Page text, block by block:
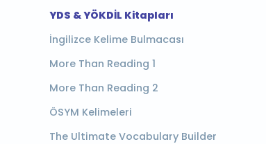
YDS & YÖKDİL Kitapları
İngilizce Kelime Bulmacası
More Than Reading 1
More Than Reading 2
ÖSYM Kelimeleri
The Ultimate Vocabulary Builder